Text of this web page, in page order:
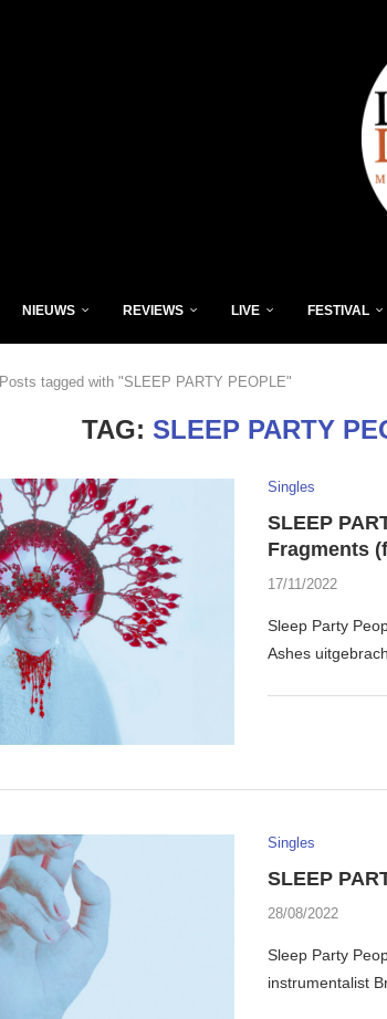
NIEUWS REVIEWS LIVE FESTIVAL
Posts tagged with "SLEEP PARTY PEOPLE"
TAG: SLEEP PARTY
Singles
SLEEP
Fragments
17/11/2022
Sleep Party
Ashes
Singles
SLEEP
28/08/2022
Sleep Party
instrumentalist